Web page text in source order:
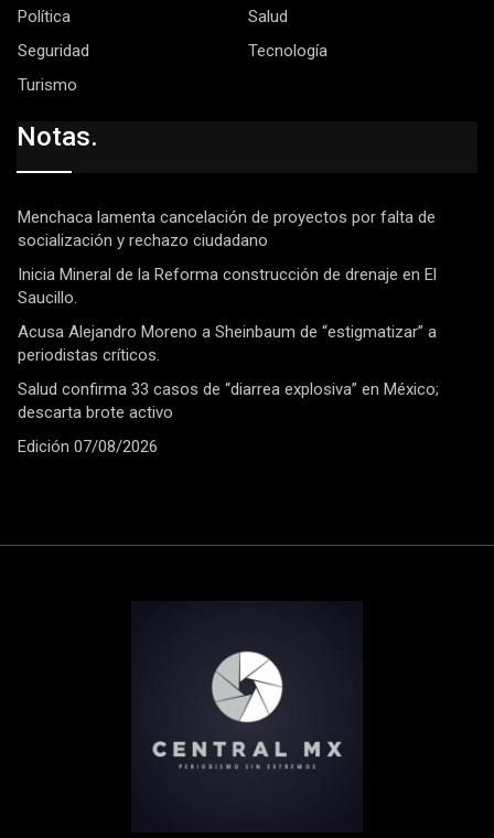
Política
Salud
Seguridad
Tecnología
Turismo
Notas.
Menchaca lamenta cancelación de proyectos por falta de
socialización y rechazo ciudadano
Inicia Mineral de la Reforma construcción de drenaje en El
Saucillo.
Acusa Alejandro Moreno a Sheinbaum de “estigmatizar” a
periodistas críticos.
Salud confirma 33 casos de “diarrea explosiva” en México;
descarta brote activo
Edición 07/08/2026